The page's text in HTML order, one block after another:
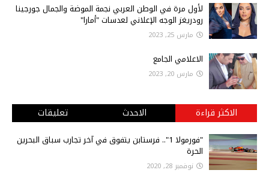
لأول مرة في الوطن العربي نجمة الموضة والجمال جورجينا
رودريغز الوجه الإعلاني لعدسات "أمارا"
مارس 25, 2023
الاعلامي الجامع
مارس 20, 2023
الاكثر قراءة الاحدث تعليقات
"فورمولا 1".. فرستابن يتفوق في آخر تجارب سباق البحرين
الحرة
نوفمبر 28, 2020